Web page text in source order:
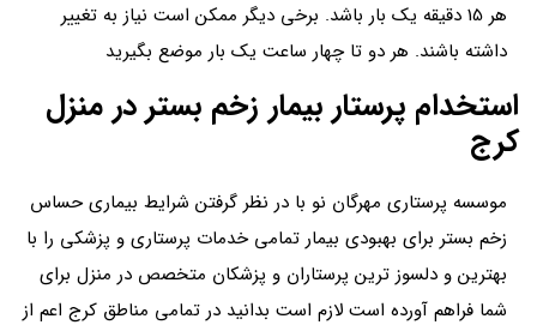
هر 15 دقیقه یک بار باشد. برخی دیگر ممکن است نیاز به تغییر
داشته باشند. هر دو تا چهار ساعت یک بار موضع بگیرید
استخدام پرستار بیمار زخم بستر در منزل
کرج
موسسه پرستاری مهرگان نو با در نظر گرفتن شرایط بیماری حساس
زخم بستر برای بهبودی بیمار تمامی خدمات پرستاری و پزشکی را با
بهترین و دلسوز ترین پرستاران و پزشکان متخصص در منزل برای
شما فراهم آورده است لازم است بدانید در تمامی مناطق کرج اعم از